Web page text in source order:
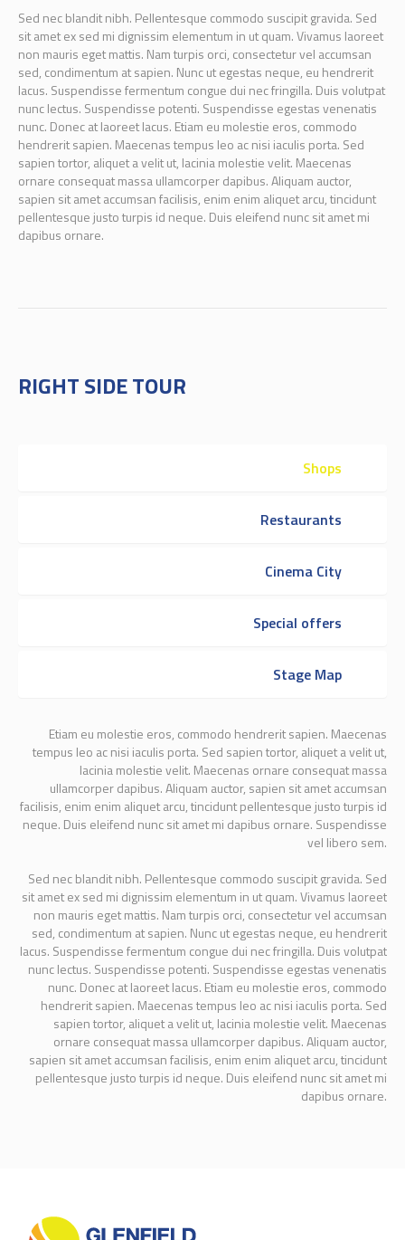
Sed nec blandit nibh. Pellentesque commodo suscipit gravida. Sed
sit amet ex sed mi dignissim elementum in ut quam. Vivamus laoreet
non mauris eget mattis. Nam turpis orci, consectetur vel accumsan
sed, condimentum at sapien. Nunc ut egestas neque, eu hendrerit
lacus. Suspendisse fermentum congue dui nec fringilla. Duis volutpat
nunc lectus. Suspendisse potenti. Suspendisse egestas venenatis
nunc. Donec at laoreet lacus. Etiam eu molestie eros, commodo
hendrerit sapien. Maecenas tempus leo ac nisi iaculis porta. Sed
sapien tortor, aliquet a velit ut, lacinia molestie velit. Maecenas
ornare consequat massa ullamcorper dapibus. Aliquam auctor,
sapien sit amet accumsan facilisis, enim enim aliquet arcu, tincidunt
pellentesque justo turpis id neque. Duis eleifend nunc sit amet mi
dapibus ornare.
RIGHT SIDE TOUR
Shops
Restaurants
Cinema City
Special offers
Stage Map
Etiam eu molestie eros, commodo hendrerit sapien. Maecenas
tempus leo ac nisi iaculis porta. Sed sapien tortor, aliquet a velit ut,
lacinia molestie velit. Maecenas ornare consequat massa
ullamcorper dapibus. Aliquam auctor, sapien sit amet accumsan
facilisis, enim enim aliquet arcu, tincidunt pellentesque justo turpis id
neque. Duis eleifend nunc sit amet mi dapibus ornare. Suspendisse
vel libero sem.
Sed nec blandit nibh. Pellentesque commodo suscipit gravida. Sed
sit amet ex sed mi dignissim elementum in ut quam. Vivamus laoreet
non mauris eget mattis. Nam turpis orci, consectetur vel accumsan
sed, condimentum at sapien. Nunc ut egestas neque, eu hendrerit
lacus. Suspendisse fermentum congue dui nec fringilla. Duis volutpat
nunc lectus. Suspendisse potenti. Suspendisse egestas venenatis
nunc. Donec at laoreet lacus. Etiam eu molestie eros, commodo
hendrerit sapien. Maecenas tempus leo ac nisi iaculis porta. Sed
sapien tortor, aliquet a velit ut, lacinia molestie velit. Maecenas
ornare consequat massa ullamcorper dapibus. Aliquam auctor,
sapien sit amet accumsan facilisis, enim enim aliquet arcu, tincidunt
pellentesque justo turpis id neque. Duis eleifend nunc sit amet mi
dapibus ornare.